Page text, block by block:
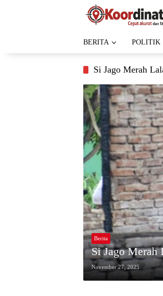
BERITA POLITIK
Si Jago Merah
Berita
Si Jago Merah
November 27, 2025